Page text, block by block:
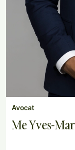
Avocat
Me Yves-